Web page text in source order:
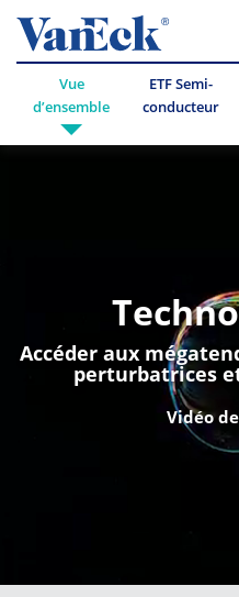
Vue
d’ensemble
ETF Semi-
conducteur
Accéder aux
perturbatrices
Vidéo de